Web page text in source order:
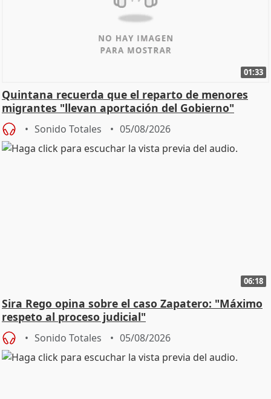
01:33
Quintana recuerda que el reparto de menores
migrantes "llevan aportación del Gobierno"
central
Sonido Totales 05/08/2026
06:18
Sira Rego opina sobre el caso Zapatero: "Máximo
respeto al proceso judicial"
Sonido Totales 05/08/2026